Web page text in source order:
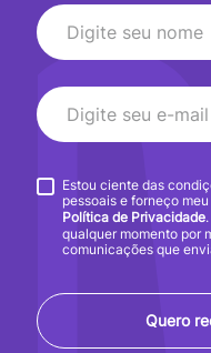
Quero
Estou ciente das
pessoais e forneço
Política de Privacidade
qualquer momento por
comunicações que